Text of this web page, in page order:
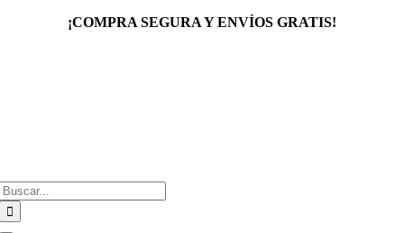
¡COMPRA SEGURA Y ENVÍOS GRATIS!